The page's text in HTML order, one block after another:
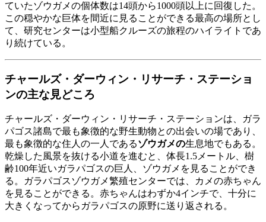
ていたゾウガメの個体数は14頭から1000頭以上に回復した。
この穏やかな巨体を間近に見ることができる最高の場所とし
て、研究センターは小型船クルーズの旅程のハイライトであ
り続けている。
チャールズ・ダーウィン・リサーチ・ステーショ
ンの主な見どころ
チャールズ・ダーウィン・リサーチ・ステーションは、ガラ
パゴス諸島で最も象徴的な野生動物との出会いの場であり、
最も象徴的な住人の一人であるゾウガメの生息地でもある。
乾燥した風景を抜ける小道を進むと、体長1.5メートル、樹
齢100年近いガラパゴスの巨人、ゾウガメを見ることができ
る。ガラパゴスゾウガメ繁殖センターでは、カメの赤ちゃん
を見ることができる。赤ちゃんはわずか4インチで、十分に
大きくなってからガラパゴスの原野に送り返される。